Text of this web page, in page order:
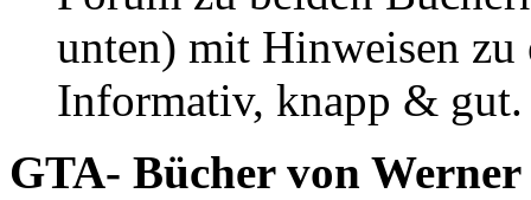
unten) mit Hinweisen zu
Informativ, knapp & gut.
GTA- Bücher von